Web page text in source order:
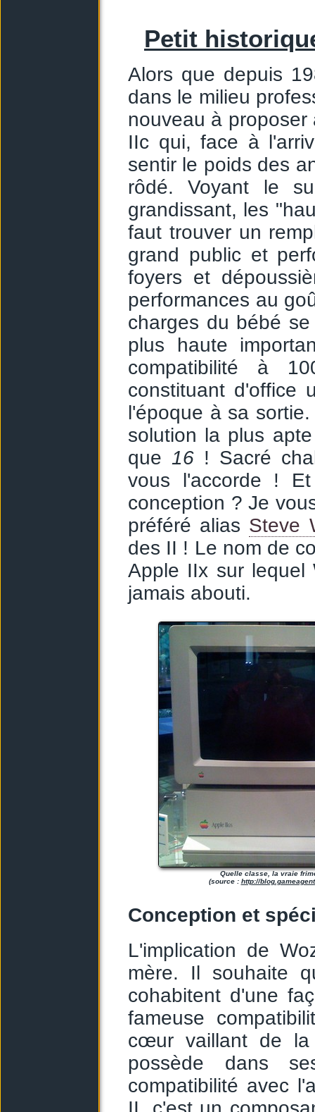
Petit
Alors que depuis
dans le milieu
nouveau à
IIc qui, face à
sentir le poids des
rôdé. Voyant le
grandissant, les
faut trouver un
grand public et
foyers et
performances au
charges du bébé
plus haute
compatibilité à
constituant d'office
l'époque à sa
solution la plus
que 16! Sacré
vous l'accorde !
conception ? Je
préféré alias Steve
des II ! Le nom de
Apple IIx sur
jamais abouti.
Quelle classe, la vraie
(source : http://
Conception et
L'implication de
mère. Il souhaite
cohabitent d'une
fameuse
cœur vaillant de la
possède dans
compatibilité avec